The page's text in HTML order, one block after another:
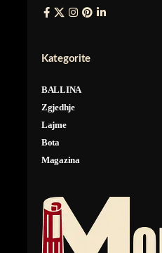
Kategorite
BALLINA
Zgjedhje
Lajme
Bota
Magazina